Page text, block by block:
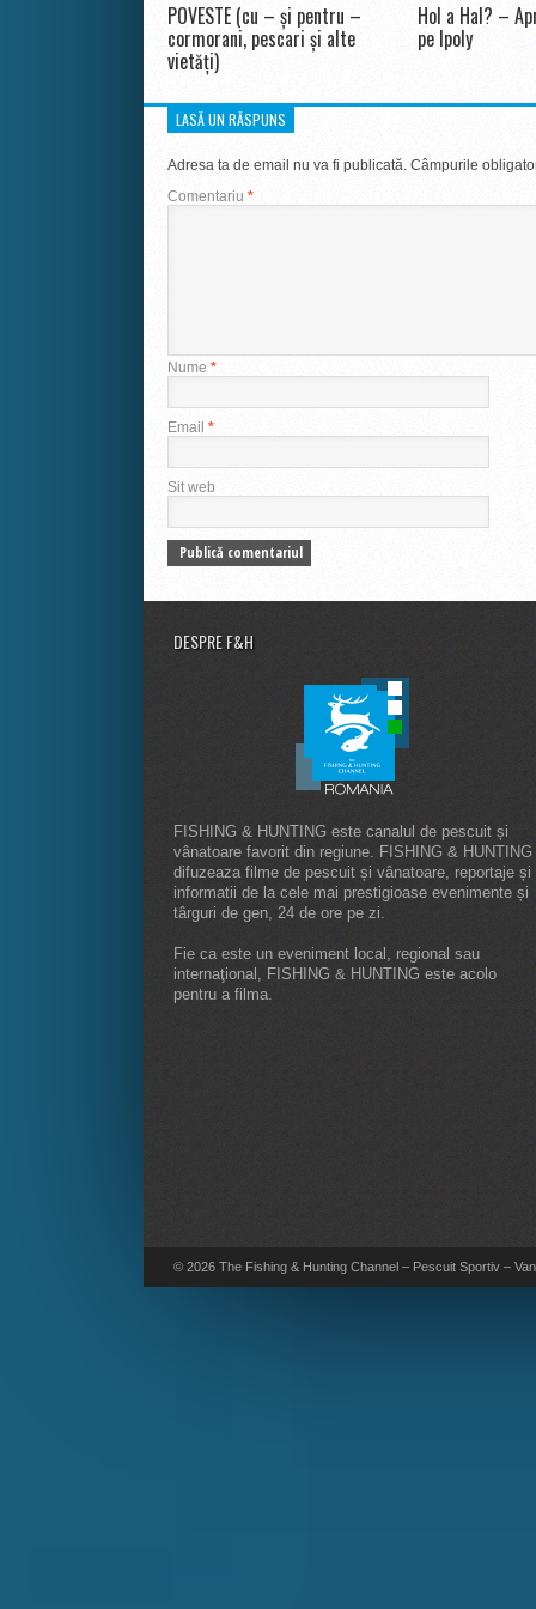
POVESTE (cu – și pentru –
cormorani, pescari și alte
vietăți)
Hol a Hal? –
pe Ipoly
LASĂ UN RĂSPUNS
Adresa ta de email nu va fi publicată. Câmpurile
Comentariu *
Nume *
Email *
Sit web
DESPRE F&H
FISHING & HUNTING este canalul de pescuit și
vânatoare favorit din regiune. FISHING & HUNTING
difuzeaza filme de pescuit și vânatoare, reportaje și
informatii de la cele mai prestigioase evenimente și
târguri de gen, 24 de ore pe zi.
Fie ca este un eveniment local, regional sau
internaţional, FISHING & HUNTING este acolo
pentru a filma.
© 2026 The Fishing & Hunting Channel – Pescuit Sportiv –